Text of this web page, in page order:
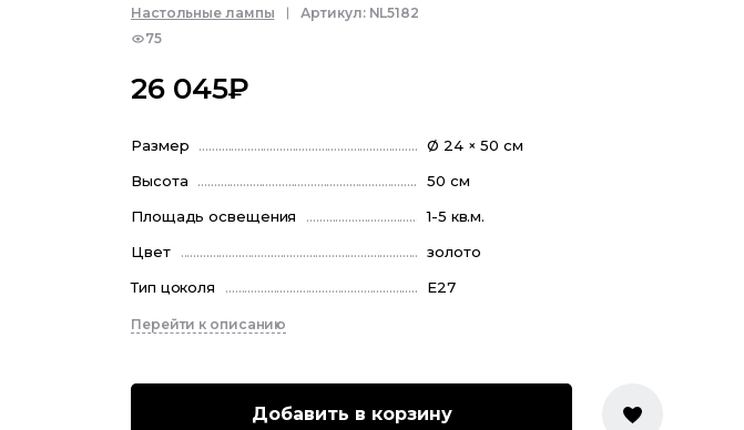
Настольные лампы Артикул: NL5182
75
26 045₽
Размер
Ø 24 × 50 см
Высота
50 см
Площадь освещения
1-5 кв.м.
Цвет
золото
Тип цоколя
E27
Перейти к описанию
Добавить в корзину